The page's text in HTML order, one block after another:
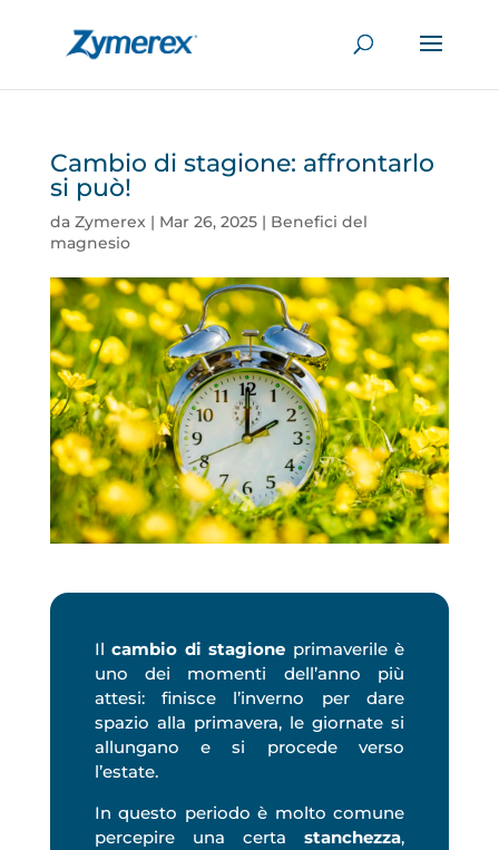
Cambio di stagione: affrontarlo
si può!
da Zymerex| Mar 26, 2025| Benefici del
magnesio
Ilcambio di stagione primaverile è
uno dei momenti dell’anno più
attesi: finisce l’inverno per dare
spazio alla primavera, le giornate si
allungano e si procede verso
l’estate.
In questo periodo è molto comune
percepire una certastanchezza,